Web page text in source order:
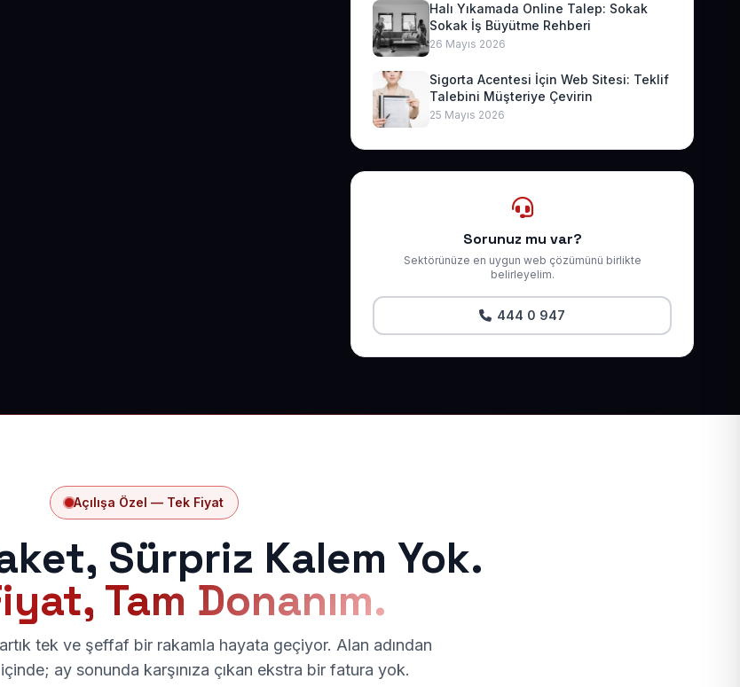
Halı Yıkamada Online Talep: Sokak
Sokak İş Büyütme Rehberi
26 Mayıs 2026
Sigorta Acentesi İçin Web Sitesi: Teklif
Talebini Müşteriye Çevirin
25 Mayıs 2026
Sorunuz mu var?
Sektörünüze en uygun web çözümünü birlikte
belirleyelim.
444 0 947
Açılışa Özel — Tek Fiyat
Sürpriz Kalem Yok.
Tam Donanım.
tek ve şeffaf bir rakamla hayata geçiyor. Alan adından
ay sonunda karşınıza çıkan ekstra bir fatura yok.